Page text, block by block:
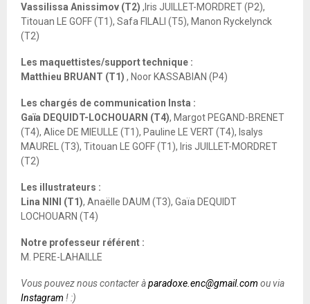
Vassilissa Anissimov (T2) ,Iris JUILLET-MORDRET (P2),
Titouan LE GOFF (T1), Safa FILALI (T5), Manon Ryckelynck
(T2)
Les maquettistes/support technique :
Matthieu BRUANT (T1) , Noor KASSABIAN (P4)
Les chargés de communication Insta :
Gaïa DEQUIDT-LOCHOUARN (T4), Margot PEGAND-BRENET
(T4), Alice DE MIEULLE (T1), Pauline LE VERT (T4), Isalys
MAUREL (T3), Titouan LE GOFF (T1), Iris JUILLET-MORDRET
(T2)
Les illustrateurs :
Lina NINI (T1), Anaëlle DAUM (T3), Gaïa DEQUIDT
LOCHOUARN (T4)
Notre professeur référent :
M. PERE-LAHAILLE
Vous pouvez nous contacter àparadoxe.enc@gmail.com ou via
Instagram ! :)